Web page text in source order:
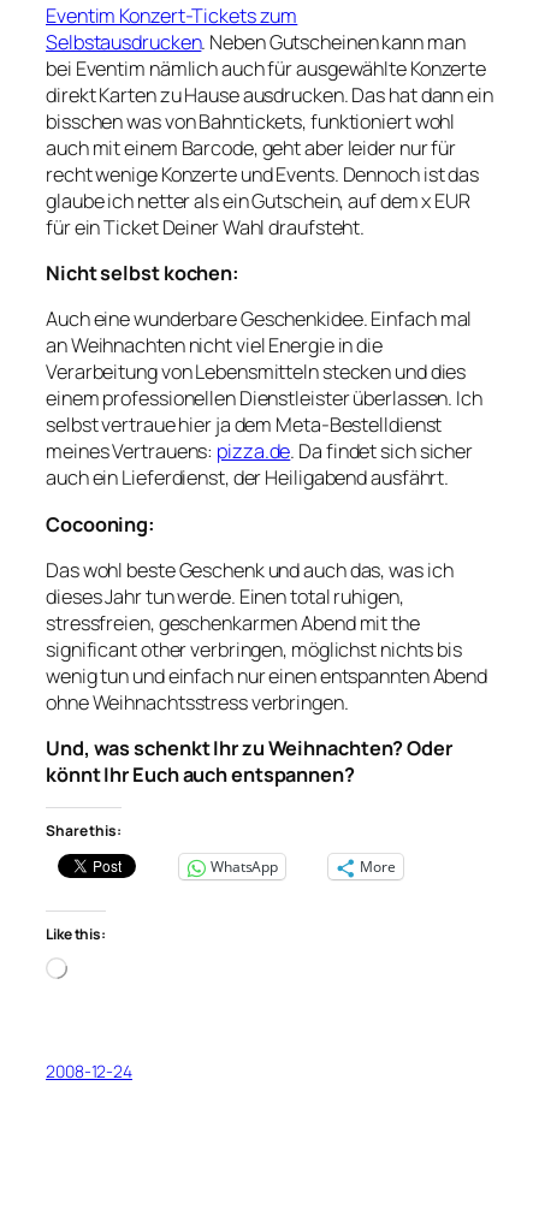
Eventim Konzert-Tickets zum
Selbstausdrucken. Neben Gutscheinen kann man
bei Eventim nämlich auch für ausgewählte Konzerte
direkt Karten zu Hause ausdrucken. Das hat dann ein
bisschen was von Bahntickets, funktioniert wohl
auch mit einem Barcode, geht aber leider nur für
recht wenige Konzerte und Events. Dennoch ist das
glaube ich netter als ein Gutschein, auf dem x EUR
für ein Ticket Deiner Wahl draufsteht.
Nicht selbst kochen:
Auch eine wunderbare Geschenkidee. Einfach mal
an Weihnachten nicht viel Energie in die
Verarbeitung von Lebensmitteln stecken und dies
einem professionellen Dienstleister überlassen. Ich
selbst vertraue hier ja dem Meta-Bestelldienst
meines Vertrauens: pizza.de. Da findet sich sicher
auch ein Lieferdienst, der Heiligabend ausfährt.
Cocooning:
Das wohl beste Geschenk und auch das, was ich
dieses Jahr tun werde. Einen total ruhigen,
stressfreien, geschenkarmen Abend mit the
significant other verbringen, möglichst nichts bis
wenig tun und einfach nur einen entspannten Abend
ohne Weihnachtsstress verbringen.
Und, was schenkt Ihr zu Weihnachten? Oder
könnt Ihr Euch auch entspannen?
Share this:
WhatsApp
More
Like this:
Loading…
2008-12-24